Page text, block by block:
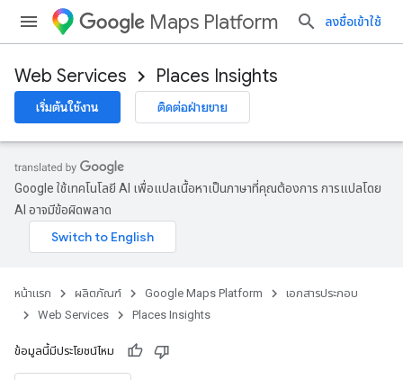
Maps Platform ลงชื่อเข้าใช้
Web Services Places Insights
เริ่มต้นใช้งาน ติดต่อฝ่ายขาย
Google ใช้เทคโนโลยี AI เพื่อแปลเนื้อหาเป็นภาษาที่คุณต้องการ การแปลโดย
AI อาจมีข้อผิดพลาด
หน้าแรก ผลิตภัณฑ์ Google Maps Platform
เอกสารประกอบ
Web Services
Places Insights
ข้อมูลนี้มีประโยชน์ไหม